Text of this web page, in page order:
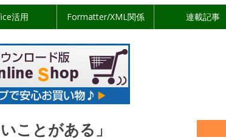
活用 Formatter/XML関係 連載記事
ことがある」